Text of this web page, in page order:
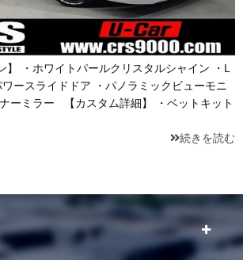
】 ・ホワイトパールクリスタルシャイン ・L
ースライドドア ・パノラミックビューモニ
ーミラー 【カスタム詳細】 ・ベットキット
続きを読む